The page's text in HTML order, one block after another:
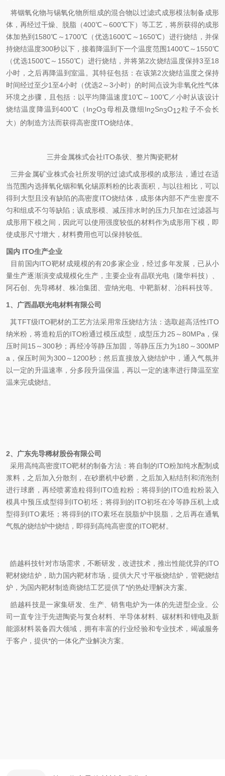
将铟氧化物与锡氧化物所组成的混合物以过滤式成形模法制备成形
体，再经过干燥、脱脂（400℃～600℃下）等工艺，将所获得的成形
体加热到1580℃～1700℃（优选1600℃～1650℃）进行烧结，并保
持烧结温度300秒以下，接着降温到下一个温度范围1400℃～1550℃
（优选1500℃～1550℃）进行烧结，并将第2次烧结温度保持3至18
小时，之后再降温到室温。其特征包括：在该第2次烧结温度之保持
时间经过至少1至4小时（优选2 ～3小时）的时间点设为非氧化性气体
环境之步骤，且包括：以平均降温速度10℃～ 100℃／小时从该设计
烧结温度降温到 400℃（ In2O3母相及微细In2Sn3O12粒子不会长
大）的制造方法而获得高密度ITO烧结体。
三井金属株式会社ITO条状、整片陶瓷靶材
三井金属矿业株式会社所发明的过滤式成形模的成形法，通过在适
当范围内选择氧化铟和氧化锡原料粉的比表面积，与以往相比，可以
得到大型且没有缺陷的高密度ITO烧结体，成形体内部不产生密度不
匀和组成不匀等缺陷；该成形模、减压排水时的压力只加在过滤器与
成形用下模之间，因此可以使用强度较低的材料作为成形用下模，即
使成形尺寸增大，材料费用也可以保持较低。
国内 ITO生产企业
目前国内ITO靶材成规模的有20多家企业，经过多年发展，已从小
量生产逐渐演变成规模化生产，主要企业有晶联光电（隆华科技）、
阿石创、先导稀材、株冶集团、壹纳光电、 中靶新材、冶科科技等。
1、 广西晶联光电材料有限公司
其TFT级ITO靶材的工艺方法采用常压烧结方法：选取超高活性ITO
纳米粉，将造粒后的ITO粉通过模压成型，成型压力25～80MPa，保
压时间15～300秒；再经冷等静压加固，等静压压力为180～300MP
a，保压时间为300～1200秒；然后直接放入烧结炉中，通入气氛并
以一定的升温速率，分多段升温保温，再以一定的速率进行降温至室
温来完成烧结。
2、广东先导稀材股份有限公司
采用高纯高密度ITO靶材的制备方法：将自制的ITO粉加纯水配制成
浆料，之后加入分散剂，在砂磨机中砂磨，之后加入粘结剂和消泡剂
进行球磨，再经喷雾造粒得到ITO造粒粉；将得到的ITO造粒粉装入
模具中预压成型得到ITO初坯；将得到的ITO初坯在冷等静压机上成
型得到ITO素坯；将得到的ITO素坯在脱脂炉中脱脂，之后再在通氧
气氛的烧结炉中烧结，即得到高纯高密度的ITO靶材。
皓越科技针对市场需求，不断研发，改进技术，推出性能优异的ITO
靶材烧结炉，助力国内靶材市场，提供大尺寸平板烧结炉，管靶烧结
炉，为国内靶材制造商烧结工艺提供了*的热处理解决方案。
皓越科技是一家集研发、生产、销售电炉为一体的先进型企业。公
司一直专注于先进陶瓷与复合材料、半导体材料、碳材料和锂电及新
能源材料装备四大领域，拥有丰富的行业经验和专业技术，竭诚服务
于客户，提供*的一体化产业解决方案。